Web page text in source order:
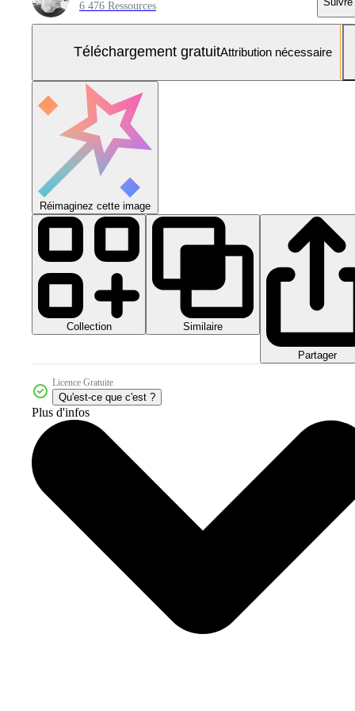
6 476 Ressources
Téléchargement gratuitAttribution nécessaire
Réimaginez cette image
Collection Similaire
Partager
Licence Gratuite
Qu'est-ce que c'est ?
Plus d'infos